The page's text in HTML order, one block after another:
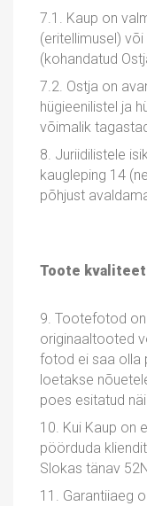
7.1. Kaup on
(eritellimusel)
(kohandatud
7.2. Ostja on
hügieenilistel ja
võimalik
8. Juriidilistele
kaugleping 14
põhjust
Toote
9. Tootefotod
originaaltooted
fotod ei saa olla
loetakse
poes esitatud
10. Kui Kaup on
pöörduda
Slokas tänav
11. Garantiiaeg